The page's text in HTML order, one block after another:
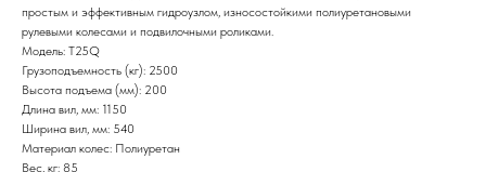
простым и эффективным гидроузлом, износостойкими полиуретановыми
рулевыми колесами и подвилочными роликами.
Модель: T25Q
Грузоподъемность (кг): 2500
Высота подъема (мм): 200
Длина вил, мм: 1150
Ширина вил, мм: 540
Материал колес: Полиуретан
Вес, кг: 85